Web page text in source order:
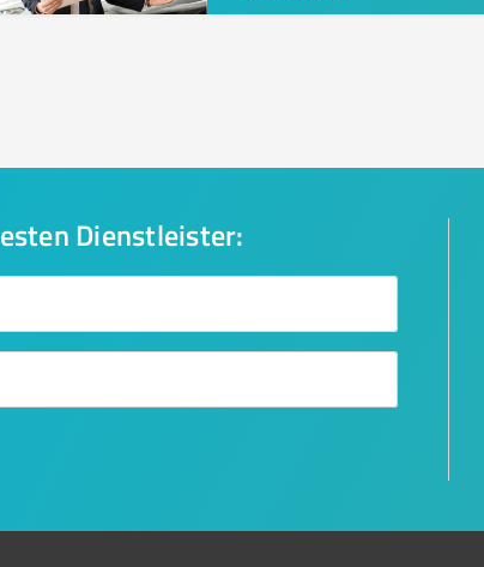
Dienstleister: